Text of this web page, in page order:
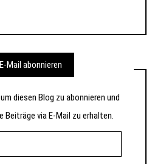
Mail abonnieren
diesen Blog zu abonnieren und
Beiträge via E-Mail zu erhalten.